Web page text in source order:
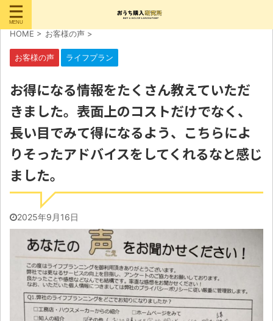
HOME > お客様の声 >
お客様の声 ライフプラン
お得になる情報をたくさん教えていただ
きました。表面上のコストだけでなく、
長い目でみて得になるよう、こちらによ
りそったアドバイスをしてくれるなと感じ
ました。
2025年9月16日